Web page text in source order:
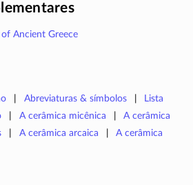
Ancient Greece
Abreviaturas & símbolos
Lista
A cerâmica micênica
A cerâmica
A cerâmica arcaica
A cerâmica